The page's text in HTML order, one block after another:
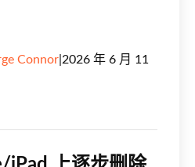
Connor 2026 年 6 月 11